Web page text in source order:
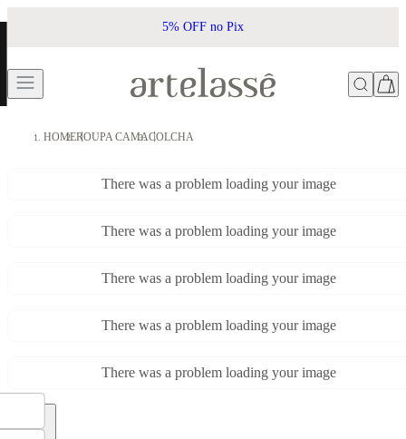
5% OFF no Pix
HOMEROUPA CAMACOLCHA
There was a problem loading your image
There was a problem loading your image
There was a problem loading your image
There was a problem loading your image
There was a problem loading your image